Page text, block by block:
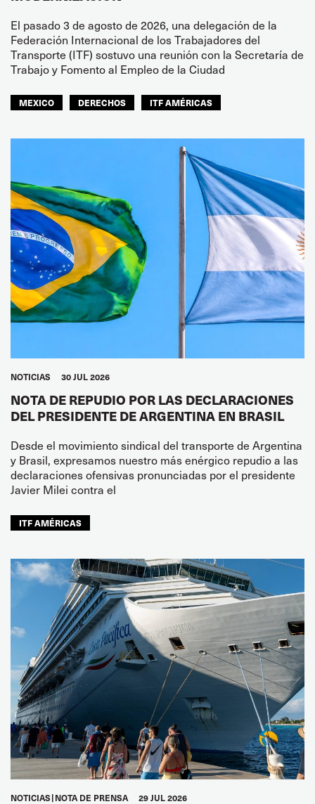
El pasado 3 de agosto de 2026, una delegación de la
Federación Internacional de los Trabajadores del
Transporte (ITF) sostuvo una reunión con la Secretaría de
Trabajo y Fomento al Empleo de la Ciudad
MEXICO DERECHOS ITF AMÉRICAS
NOTICIAS 30 JUL 2026
NOTA DE REPUDIO POR LAS DECLARACIONES
DEL PRESIDENTE DE ARGENTINA EN BRASIL
Desde el movimiento sindical del transporte de Argentina
y Brasil, expresamos nuestro más enérgico repudio a las
declaraciones ofensivas pronunciadas por el presidente
Javier Milei contra el
ITF AMÉRICAS
NOTICIAS NOTA DE PRENSA 29 JUL 2026